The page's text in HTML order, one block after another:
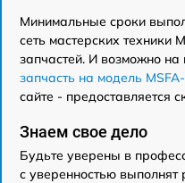
Минимальные сроки
сеть мастерских техники
запчастей. И возможно
запчасть на модель
сайте - предоставляется
Знаем свое дело
Будьте уверены в
с уверенностью выполнят